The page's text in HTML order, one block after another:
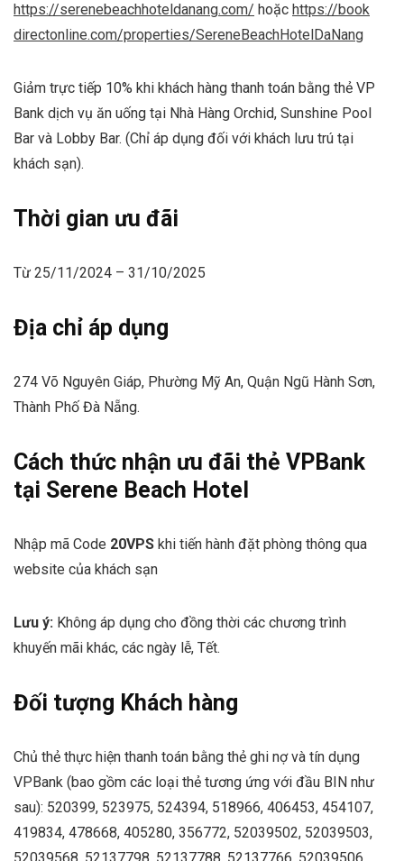
https://serenebeachhoteldanang.com/ hoặc https://book
directonline.com/properties/SereneBeachHotelDaNang
Giảm trực tiếp 10% khi khách hàng thanh toán bằng thẻ VP
Bank dịch vụ ăn uống tại Nhà Hàng Orchid, Sunshine Pool
Bar và Lobby Bar. (Chỉ áp dụng đối với khách lưu trú tại
khách sạn).
Thời gian ưu đãi
Từ 25/11/2024 – 31/10/2025
Địa chỉ áp dụng
274 Võ Nguyên Giáp, Phường Mỹ An, Quận Ngũ Hành Sơn,
Thành Phố Đà Nẵng.
Cách thức nhận ưu đãi thẻ VPBank
tại Serene Beach Hotel
Nhập mã Code 20VPS khi tiến hành đặt phòng thông qua
website của khách sạn
Lưu ý: Không áp dụng cho đồng thời các chương trình
khuyến mãi khác, các ngày lễ, Tết.
Đối tượng Khách hàng
Chủ thẻ thực hiện thanh toán bằng thẻ ghi nợ và tín dụng
VPBank (bao gồm các loại thẻ tương ứng với đầu BIN như
sau): 520399, 523975, 524394, 518966, 406453, 454107,
419834, 478668, 405280, 356772, 52039502, 52039503,